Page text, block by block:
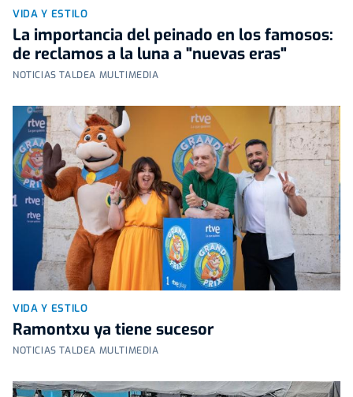
VIDA Y ESTILO
La importancia del peinado en los famosos:
de reclamos a la luna a "nuevas eras"
NOTICIAS TALDEA MULTIMEDIA
VIDA Y ESTILO
Ramontxu ya tiene sucesor
NOTICIAS TALDEA MULTIMEDIA